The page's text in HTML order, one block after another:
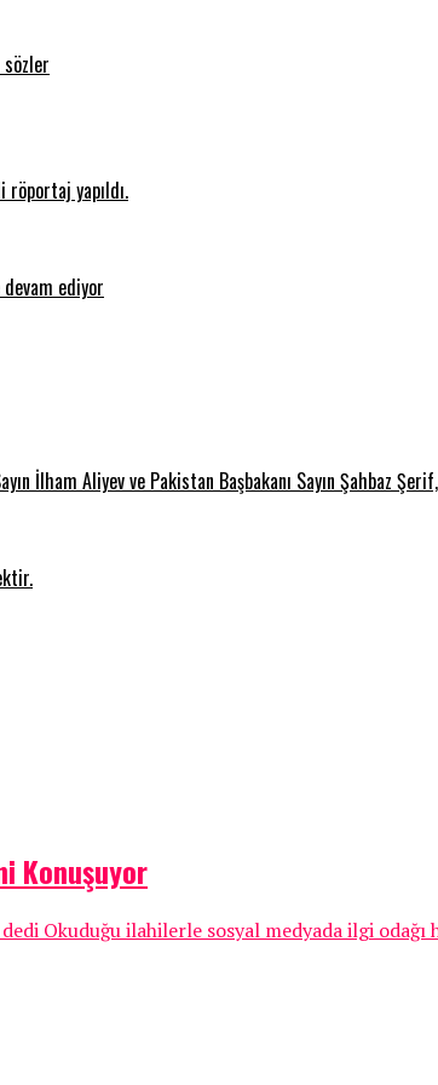
sözler
röportaj yapıldı.
ediyor
İlham Aliyev ve Pakistan Başbakanı Sayın Şahbaz
Konuşuyor
Okuduğu ilahilerle sosyal medyada ilgi odağı